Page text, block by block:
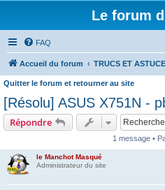
Le forum
FAQ
Accueil du forum TRUCS ET
Quitter le forum et retourner au site
[Résolu] ASUS X751N -
Répondre
1 message •
le Manchot Masqué
Administrateur du site